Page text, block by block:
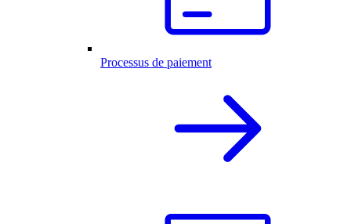
Processus de paiement